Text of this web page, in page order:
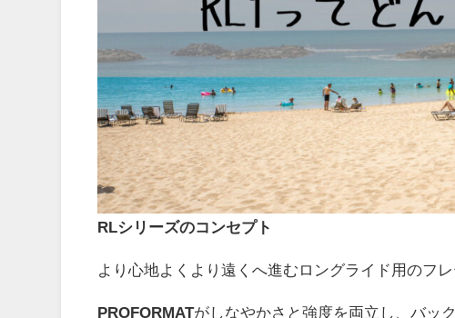
RLシリーズのコンセプト
より心地よくより遠くへ進むロングライド用のフレ
PROFORMATがしなやかさと強度を両立し、バッ